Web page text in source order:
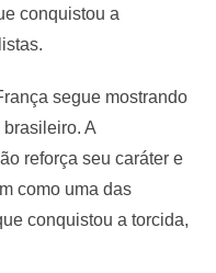
conquistou a
segue mostrando
A
reforça seu caráter e
como uma das
conquistou a torcida,